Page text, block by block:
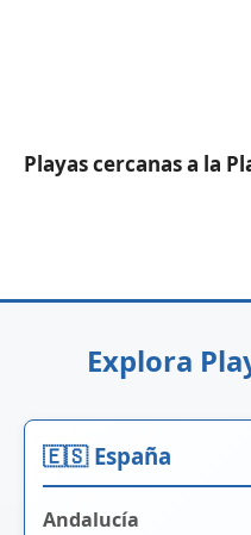
Playas cercanas a la
Explora
🇪🇸 España
Andalucía